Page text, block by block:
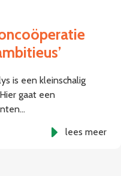
is een kleinschalig
gaat een
lees meer